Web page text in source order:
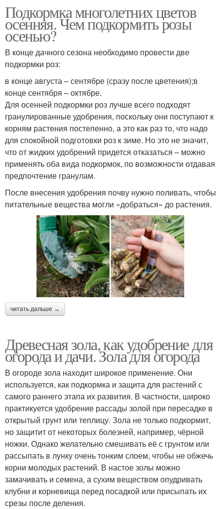
Подкормка многолетних цветов
осенняя. Чем подкормить розы
осенью?
В конце дачного сезона необходимо провести две
подкормки роз:
в конце августа – сентябре (сразу после цветения);в
конце сентября – октябре.
Для осенней подкормки роз лучше всего подходят
гранулированные удобрения, поскольку они поступают к
корням растения постепенно, а это как раз то, что надо
для спокойной подготовки роз к зиме. Но это не значит,
что от жидких удобрений придется отказаться – можно
применять оба вида подкормок, по возможности отдавая
предпочтение гранулам.
После внесения удобрения почву нужно поливать, чтобы
питательные вещества могли «добраться» до растения.
читать дальше →
Древесная зола, как удобрение для
огорода и дачи. Зола для огорода
В огороде зола находит широкое применение. Они
используется, как подкормка и защита для растений с
самого раннего этапа их развития. В частности, широко
практикуется удобрение рассады золой при пересадке в
открытый грунт или теплицу. Зола не только подкормит,
но защитит от некоторых болезней, например, чёрной
ножки. Однако желательно смешивать её с грунтом или
рассыпать в лунку очень тонким слоем, чтобы не обжечь
корни молодых растений. В настое золы можно
замачивать и семена, а сухим веществом опудривать
клубни и корневища перед посадкой или присыпать их
срезы после деления.